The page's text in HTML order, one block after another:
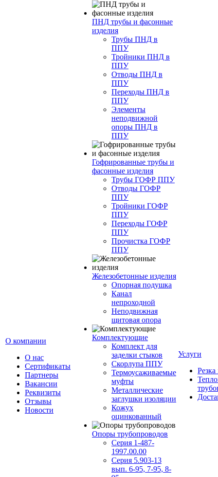
О компании
О нас
Сертификаты
Партнеры
Вакансии
Реквизиты
Отзывы
Новости
ПНД трубы и фасонные
изделия
Трубы ПНД в
ППУ
Тройники ПНД в
ППУ
Отводы ПНД в
ППУ
Переходы ПНД в
ППУ
Элементы
неподвижной
опоры ПНД в
ППУ
Гофрированные трубы и
фасонные изделия
Трубы ГОФР ППУ
Отводы ГОФР
ППУ
Тройники ГОФР
ППУ
Переходы ГОФР
ППУ
Прочистка ГОФР
ППУ
Железобетонные изделия
Опорная подушка
Канал
непроходной
Неподвижная
щитовая опора
Комплектующие
Комплект для
заделки стыков
Скорлупа ППУ
Термоусаживаемые
муфты
Металлические
заглушки изоляции
Кожух
оцинкованный
Опоры трубопроводов
Серия 1-487-
1997.00.00
Серия 5.903-13
вып. 6-95, 7-95, 8-
Услуги
Резка